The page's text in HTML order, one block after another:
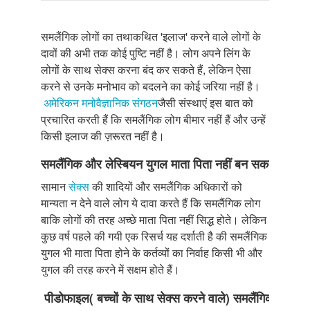
समलैंगिक लोगों का तथाकथित 'इलाज' करने वाले लोगों के
दावों की अभी तक कोई पुष्टि नहीं है। लोग अपने लिंग के
लोगों के साथ सेक्स करना बंद कर सकते हैं, लेकिन ऐसा
करने से उनके मनोभाव को बदलने का कोई जरिया नहीं है।
अमेरिकन मनोवैज्ञानिक संगठनजैसी संस्थाएं इस बात को
प्रचारित करती हैं कि समलैंगिक लोग बीमार नहीं हैं और उन्हें
किसी इलाज की ज़रूरत नहीं है।
समलैंगिक और लेस्बियन युगल माता पिता नहीं बन सकते
सामानसेक्सकी शादियों और समलैंगिक अधिकारों को
मान्यता न देने वाले लोग ये दावा करते हैं कि समलैंगिक लोग
बाकि लोगों की तरह अच्छे माता पिता नहीं सिद्ध होते। लेकिन
कुछ वर्ष पहले की गयी एक रिसर्च यह दर्शाती है की समलैंगिक
युगल भी माता पिता होने के कर्तव्यों का निर्वाह किसी भी और
युगल की तरह करने में सक्षम होते हैं।
पीडोफाइल(बच्चों के साथ सेक्स करने वाले)समलैंगिक